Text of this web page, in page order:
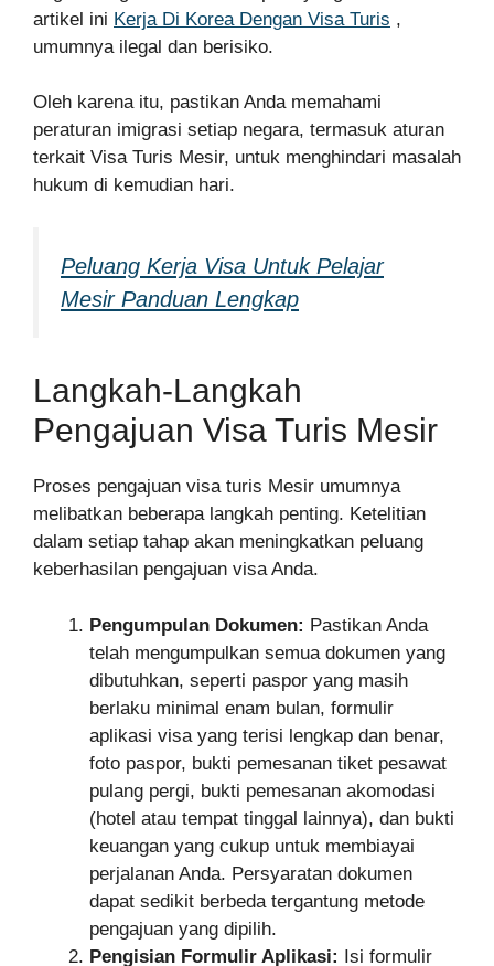
artikel ini Kerja Di Korea Dengan Visa Turis ,
umumnya ilegal dan berisiko.
Oleh karena itu, pastikan Anda memahami
peraturan imigrasi setiap negara, termasuk aturan
terkait Visa Turis Mesir, untuk menghindari masalah
hukum di kemudian hari.
Peluang Kerja Visa Untuk Pelajar
Mesir Panduan Lengkap
Langkah-Langkah
Pengajuan Visa Turis Mesir
Proses pengajuan visa turis Mesir umumnya
melibatkan beberapa langkah penting. Ketelitian
dalam setiap tahap akan meningkatkan peluang
keberhasilan pengajuan visa Anda.
Pengumpulan Dokumen: Pastikan Anda
telah mengumpulkan semua dokumen yang
dibutuhkan, seperti paspor yang masih
berlaku minimal enam bulan, formulir
aplikasi visa yang terisi lengkap dan benar,
foto paspor, bukti pemesanan tiket pesawat
pulang pergi, bukti pemesanan akomodasi
(hotel atau tempat tinggal lainnya), dan bukti
keuangan yang cukup untuk membiayai
perjalanan Anda. Persyaratan dokumen
dapat sedikit berbeda tergantung metode
pengajuan yang dipilih.
Pengisian Formulir Aplikasi: Isi formulir